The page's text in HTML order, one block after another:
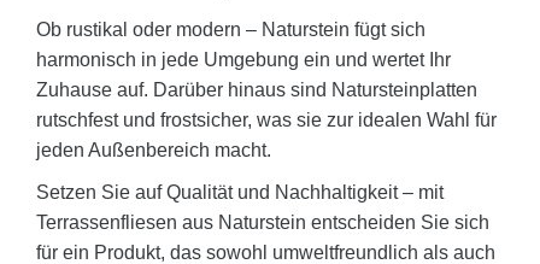
Ob rustikal oder modern – Naturstein fügt sich
harmonisch in jede Umgebung ein und wertet Ihr
Zuhause auf. Darüber hinaus sind Natursteinplatten
rutschfest und frostsicher, was sie zur idealen Wahl für
jeden Außenbereich macht.
Setzen Sie auf Qualität und Nachhaltigkeit – mit
Terrassenfliesen aus Naturstein entscheiden Sie sich
für ein Produkt, das sowohl umweltfreundlich als auch